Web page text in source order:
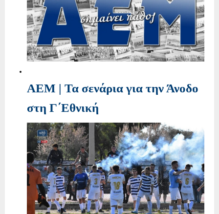
ΑΕΜ | Τα σενάρια για την Άνοδο
στη Γ΄Εθνική